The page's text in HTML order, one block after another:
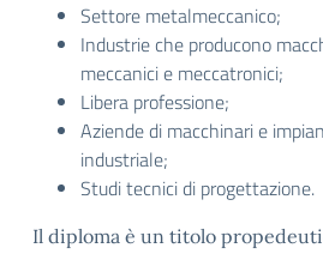
Settore metalmeccanico;
Industrie che producono
meccanici e meccatronici;
Libera professione;
Aziende di macchinari e
industriale;
Studi tecnici di progettazione.
Il diploma è un titolo